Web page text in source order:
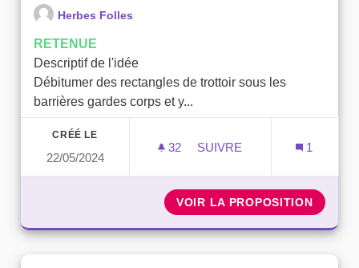
Herbes Folles
RETENUE
Descriptif de l'idée
Débitumer des rectangles de trottoir sous les
barrières gardes corps et y...
CRÉÉ LE
22/05/2024
32 32 ABONNÉS
SUIVRE
1
VOIR LA PROPOSITION